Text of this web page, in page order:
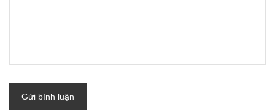
Gửi bình luận